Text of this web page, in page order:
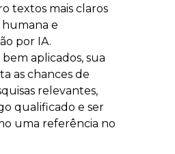
textos mais claros
e
por IA.
aplicados, sua
as chances de
relevantes,
qualificado e ser
uma referência no